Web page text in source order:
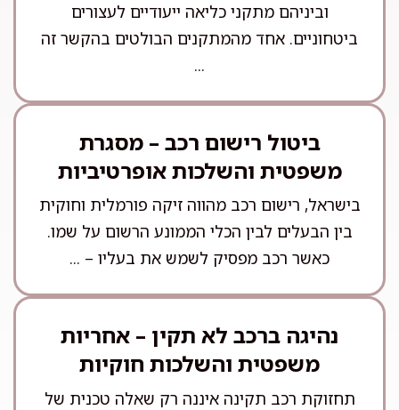
וביניהם מתקני כליאה ייעודיים לעצורים
ביטחוניים. אחד מהמתקנים הבולטים בהקשר זה
...
ביטול רישום רכב – מסגרת
משפטית והשלכות אופרטיביות
בישראל, רישום רכב מהווה זיקה פורמלית וחוקית
בין הבעלים לבין הכלי הממונע הרשום על שמו.
כאשר רכב מפסיק לשמש את בעליו – ...
נהיגה ברכב לא תקין – אחריות
משפטית והשלכות חוקיות
תחזוקת רכב תקינה איננה רק שאלה טכנית של